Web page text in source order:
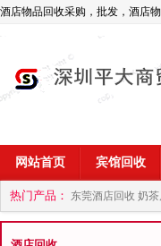
酒店物品回收采购，批发，酒店
网站首页 宾馆回收
热门产品： 东莞酒店回收 奶
商 深圳酒店用品回收公司